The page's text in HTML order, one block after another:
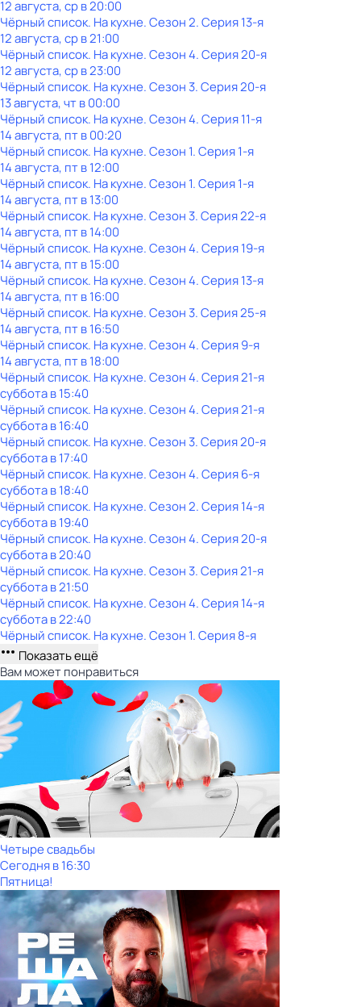
12 августа, ср в 20:00
Чёрный список. На кухне. Сезон 2. Серия 13-я
12 августа, ср в 21:00
Чёрный список. На кухне. Сезон 4. Серия 20-я
12 августа, ср в 23:00
Чёрный список. На кухне. Сезон 3. Серия 20-я
13 августа, чт в 00:00
Чёрный список. На кухне. Сезон 4. Серия 11-я
14 августа, пт в 00:20
Чёрный список. На кухне. Сезон 1. Серия 1-я
14 августа, пт в 12:00
Чёрный список. На кухне. Сезон 1. Серия 1-я
14 августа, пт в 13:00
Чёрный список. На кухне. Сезон 3. Серия 22-я
14 августа, пт в 14:00
Чёрный список. На кухне. Сезон 4. Серия 19-я
14 августа, пт в 15:00
Чёрный список. На кухне. Сезон 4. Серия 13-я
14 августа, пт в 16:00
Чёрный список. На кухне. Сезон 3. Серия 25-я
14 августа, пт в 16:50
Чёрный список. На кухне. Сезон 4. Серия 9-я
14 августа, пт в 18:00
Чёрный список. На кухне. Сезон 4. Серия 21-я
субботав15:40
Чёрный список. На кухне. Сезон 4. Серия 21-я
субботав16:40
Чёрный список. На кухне. Сезон 3. Серия 20-я
субботав17:40
Чёрный список. На кухне. Сезон 4. Серия 6-я
субботав18:40
Чёрный список. На кухне. Сезон 2. Серия 14-я
субботав19:40
Чёрный список. На кухне. Сезон 4. Серия 20-я
субботав20:40
Чёрный список. На кухне. Сезон 3. Серия 21-я
субботав21:50
Чёрный список. На кухне. Сезон 4. Серия 14-я
субботав22:40
Чёрный список. На кухне. Сезон 1. Серия 8-я
Показать ещё
Вам может понравиться
Четыре свадьбы
Сегодня в 16:30
Пятница!